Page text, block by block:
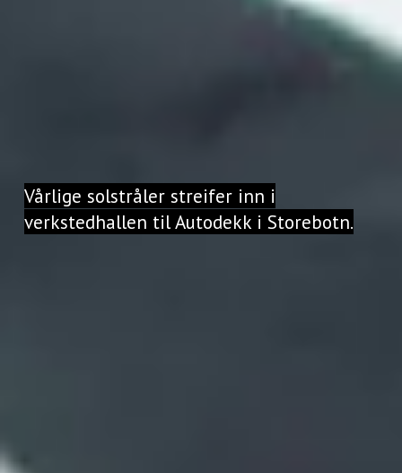
Vårlige solstråler streifer inn i
verkstedhallen til Autodekk i Storebotn.